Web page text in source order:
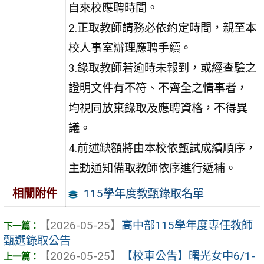
自來校應聘時間。
2.正取教師請務必依約定時間，親至本
校人事室辦理應聘手續。
3.錄取教師若逾時未報到，或經查驗之
證明文件有不符、不齊全之情事者，
均視同放棄錄取及應聘資格，不得異
議。
4.前述缺額將由本校依甄試成績順序，
主動通知備取教師依序進行遞補。
相關附件
115學年度教甄錄取名單
【2026-05-25】 高中部115學年度專任教師
甄選錄取公告
【2026-05-25】
【校車公告】曙光女中6/1-